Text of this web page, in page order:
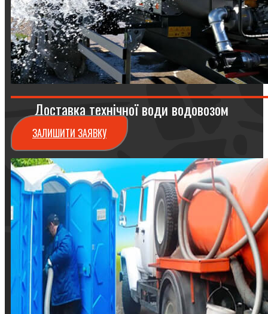
Доставка технічної води водовозом
ЗАЛИШИТИ ЗАЯВКУ